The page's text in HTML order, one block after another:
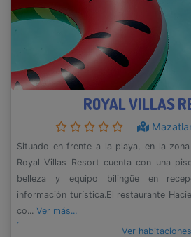
ROYAL VILLAS
Situado en frente a la playa, en la
Royal Villas Resort cuenta con una
belleza y equipo bilingüe en
información turística.El restaurante
co... Ver más...
Ver habitaciones